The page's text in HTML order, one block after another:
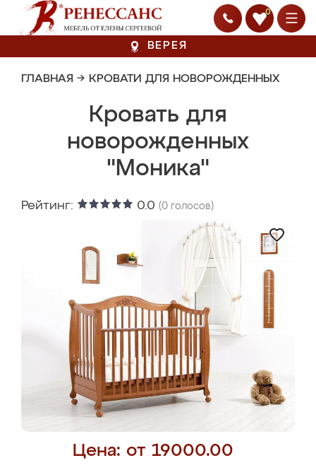
0
ВЕРЕЯ
ГЛАВНАЯ → КРОВАТИ ДЛЯ НОВОРОЖДЕННЫХ
Кровать для
новорожденных
"Моника"
Рейтинг: 0.0 (0 голосов)
Цена: от 19000.00